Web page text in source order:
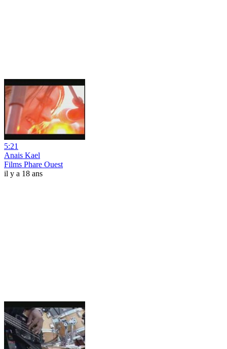
5:21
Anais Kael
Films Phare Ouest
il y a 18 ans